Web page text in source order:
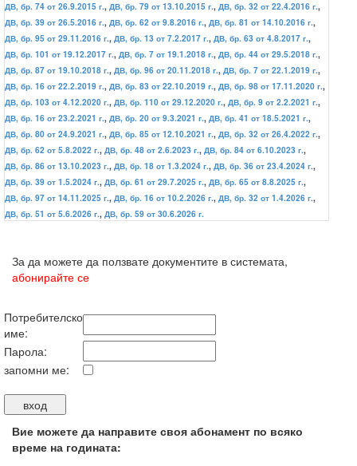
ДВ, бр. 74 от 26.9.2015 г., ДВ, бр. 79 от 13.10.2015 г., ДВ, бр. 32 от 22.4.2016 г.,
ДВ, бр. 39 от 26.5.2016 г., ДВ, бр. 62 от 9.8.2016 г., ДВ, бр. 81 от 14.10.2016 г.,
ДВ, бр. 95 от 29.11.2016 г., ДВ, бр. 13 от 7.2.2017 г., ДВ, бр. 63 от 4.8.2017 г.,
ДВ, бр. 101 от 19.12.2017 г., ДВ, бр. 7 от 19.1.2018 г., ДВ, бр. 44 от 29.5.2018 г.,
ДВ, бр. 87 от 19.10.2018 г., ДВ, бр. 96 от 20.11.2018 г., ДВ, бр. 7 от 22.1.2019 г.,
ДВ, бр. 16 от 22.2.2019 г., ДВ, бр. 83 от 22.10.2019 г., ДВ, бр. 98 от 17.11.2020 г.,
ДВ, бр. 103 от 4.12.2020 г., ДВ, бр. 110 от 29.12.2020 г., ДВ, бр. 9 от 2.2.2021 г.,
ДВ, бр. 16 от 23.2.2021 г., ДВ, бр. 20 от 9.3.2021 г., ДВ, бр. 41 от 18.5.2021 г.,
ДВ, бр. 80 от 24.9.2021 г., ДВ, бр. 85 от 12.10.2021 г., ДВ, бр. 32 от 26.4.2022 г.,
ДВ, бр. 62 от 5.8.2022 г., ДВ, бр. 48 от 2.6.2023 г., ДВ, бр. 84 от 6.10.2023 г.,
ДВ, бр. 86 от 13.10.2023 г., ДВ, бр. 18 от 1.3.2024 г., ДВ, бр. 36 от 23.4.2024 г.,
ДВ, бр. 39 от 1.5.2024 г., ДВ, бр. 61 от 29.7.2025 г., ДВ, бр. 65 от 8.8.2025 г.,
ДВ, бр. 97 от 14.11.2025 г., ДВ, бр. 16 от 10.2.2026 г., ДВ, бр. 32 от 1.4.2026 г.,
ДВ, бр. 51 от 5.6.2026 г., ДВ, бр. 59 от 30.6.2026 г.
За да можете да ползвате документите в системата,
абонирайте се
Потребителско
име:
Парола:
запомни ме:
Вие можете да направите своя абонамент по всяко
време на годината: